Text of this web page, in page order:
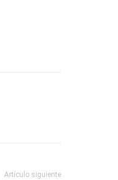
Artículo siguiente